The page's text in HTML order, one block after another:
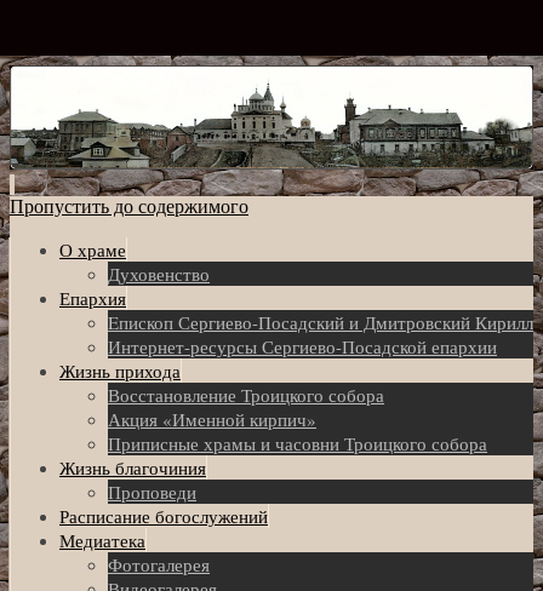
Пропустить до содержимого
О храме
Духовенство
Епархия
Eпископ Сергиево-Посадский и Дмитровский Кирилл
Интернет-ресурсы Сергиево-Посадской епархии
Жизнь прихода
Восстановление Троицкого собора
Акция «Именной кирпич»
Приписные храмы и часовни Троицкого собора
Жизнь благочиния
Проповеди
Расписание богослужений
Медиатека
Фотогалерея